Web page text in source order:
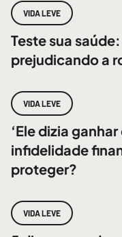
VIDA LEVE
Teste sua
prejudicando a
VIDA LEVE
‘Ele dizia
infidelidade
proteger?
VIDA LEVE